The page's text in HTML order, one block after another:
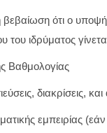
ότι ο
του ιδρύματος
Βαθμολογίας
διακρίσεις,
εμπειρίας